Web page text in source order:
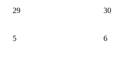
29 30
5 6